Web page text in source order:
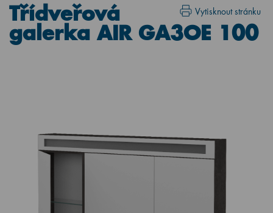
Vytisknout stránku
Třídveřová
galerka AIR GA3OE 100